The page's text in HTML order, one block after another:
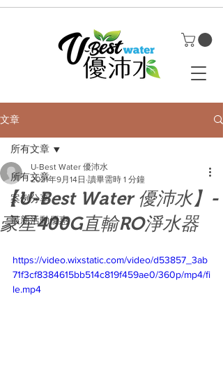
文章
所有文章
案例分享
最新活動優惠
所有文章
【U-Best Water 優沛水】-
豪星400G直輸RO淨水器
U-Best Water 優沛水
2021年9月14日 讀畢需時 1 分鐘
https://video.wixstatic.com/video/d53857_3ab
71f3cf8384615bb514c819f459ae0/360p/mp4/fi
le.mp4